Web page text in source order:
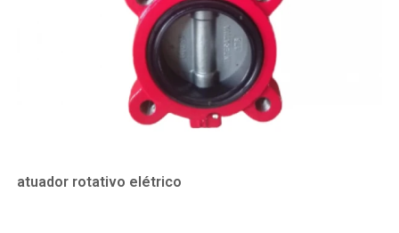
atuador rotativo elétrico